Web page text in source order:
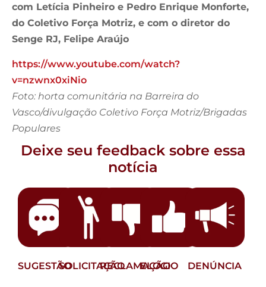
com Letícia Pinheiro e Pedro Enrique Monforte,
do Coletivo Força Motriz, e com o diretor do
Senge RJ, Felipe Araújo
https://www.youtube.com/watch?
v=nzwnx0xiNio
Foto: horta comunitária na Barreira do
Vasco/divulgação Coletivo Força Motriz/Brigadas
Populares
Deixe seu feedback sobre essa
notícia
SUGESTÃOSOLICITAÇÃORECLAMAÇÃO
ELOGIO DENÚNCIA